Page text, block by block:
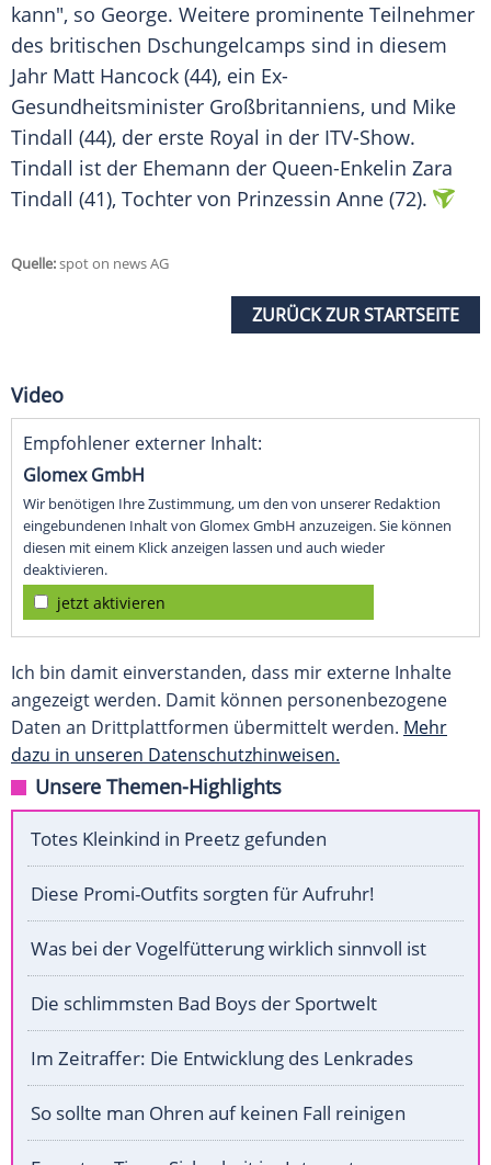
kann", so George. Weitere prominente Teilnehmer
des britischen Dschungelcamps sind in diesem
Jahr Matt Hancock (44), ein Ex-
Gesundheitsminister Großbritanniens, und Mike
Tindall (44), der erste Royal in der ITV-Show.
Tindall ist der Ehemann der Queen-Enkelin Zara
Tindall (41), Tochter von Prinzessin Anne (72).
Quelle:spot on news AG
ZURÜCK ZUR STARTSEITE
Video
Empfohlener externer Inhalt:
Glomex GmbH
Wir benötigen Ihre Zustimmung, um den von unserer Redaktion
eingebundenen Inhalt von Glomex GmbH anzuzeigen. Sie können
diesen mit einem Klick anzeigen lassen und auch wieder
deaktivieren.
jetzt aktivieren
Ich bin damit einverstanden, dass mir externe Inhalte
angezeigt werden. Damit können personenbezogene
Daten an Drittplattformen übermittelt werden. Mehr
dazu in unseren Datenschutzhinweisen.
Unsere Themen-Highlights
Totes Kleinkind in Preetz gefunden
Diese Promi-Outfits sorgten für Aufruhr!
Was bei der Vogelfütterung wirklich sinnvoll ist
Die schlimmsten Bad Boys der Sportwelt
Im Zeitraffer: Die Entwicklung des Lenkrades
So sollte man Ohren auf keinen Fall reinigen